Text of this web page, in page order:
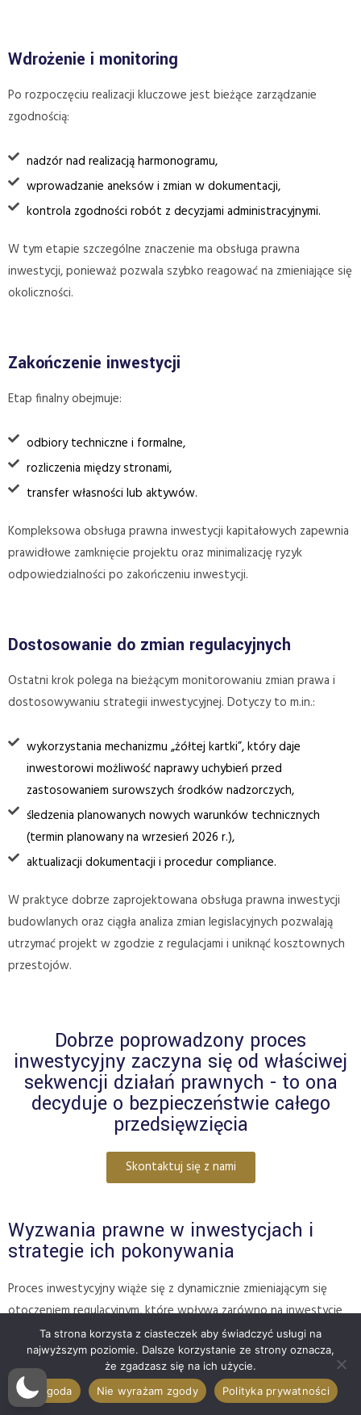
Wdrożenie i monitoring
Po rozpoczęciu realizacji kluczowe jest bieżące zarządzanie
zgodnością:
nadzór nad realizacją harmonogramu,
wprowadzanie aneksów i zmian w dokumentacji,
kontrola zgodności robót z decyzjami administracyjnymi.
W tym etapie szczególne znaczenie ma obsługa prawna
inwestycji, ponieważ pozwala szybko reagować na zmieniające się
okoliczności.
Zakończenie inwestycji
Etap finalny obejmuje:
odbiory techniczne i formalne,
rozliczenia między stronami,
transfer własności lub aktywów.
Kompleksowa obsługa prawna inwestycji kapitałowych zapewnia
prawidłowe zamknięcie projektu oraz minimalizację ryzyk
odpowiedzialności po zakończeniu inwestycji.
Dostosowanie do zmian regulacyjnych
Ostatni krok polega na bieżącym monitorowaniu zmian prawa i
dostosowywaniu strategii inwestycyjnej. Dotyczy to m.in.:
wykorzystania mechanizmu „żółtej kartki”, który daje
inwestorowi możliwość naprawy uchybień przed
zastosowaniem surowszych środków nadzorczych,
śledzenia planowanych nowych warunków technicznych
(termin planowany na wrzesień 2026 r.),
aktualizacji dokumentacji i procedur compliance.
W praktyce dobrze zaprojektowana obsługa prawna inwestycji
budowlanych oraz ciągła analiza zmian legislacyjnych pozwalają
utrzymać projekt w zgodzie z regulacjami i uniknąć kosztownych
przestojów.
Dobrze poprowadzony proces
inwestycyjny zaczyna się od właściwej
sekwencji działań prawnych - to ona
decyduje o bezpieczeństwie całego
przedsięwzięcia
Skontaktuj się z nami
Wyzwania prawne w inwestycjach i
strategie ich pokonywania
Proces inwestycyjny wiąże się z dynamicznie zmieniającym się
otoczeniem regulacyjnym, które wpływa zarówno na inwestycje
infrastrukturalne, deweloperskie, jak i projekty finansowe czy
technologiczne. Jednym z najważniejszych wyzwań pozostaje
konieczność dostosowania się do nowych przepisów Prawa
budowlanego, które upraszczają część procedur poprzez
Ta strona korzysta z ciasteczek aby świadczyć usługi na
najwyższym poziomie. Dalsze korzystanie ze strony oznacza,
że zgadzasz się na ich użycie.
Zgoda
Nie wyrażam zgody Polityka prywatności